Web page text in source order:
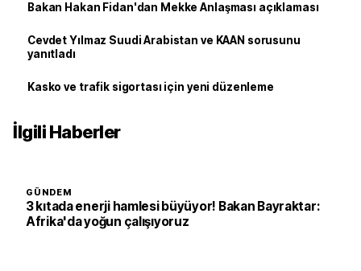
Bakan Hakan Fidan'dan Mekke Anlaşması açıklaması
Cevdet Yılmaz Suudi Arabistan ve KAAN sorusunu
yanıtladı
Kasko ve trafik sigortası için yeni düzenleme
İlgili Haberler
GÜNDEM
3 kıtada enerji hamlesi büyüyor! Bakan Bayraktar:
Afrika'da yoğun çalışıyoruz